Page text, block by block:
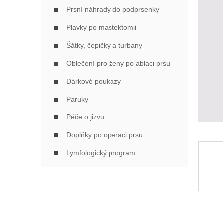
Prsní náhrady do podprsenky
Plavky po mastektomii
Šátky, čepičky a turbany
Oblečení pro ženy po ablaci prsu
Dárkové poukazy
Paruky
Péče o jizvu
Doplňky po operaci prsu
Lymfologický program